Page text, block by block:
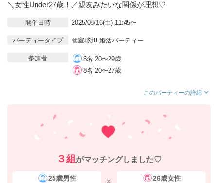
＼女性Under27歳！／親友みたいな関係が理想♡
開催日時 2025/08/16(土) 11:45〜
パーティータイプ 個室8対8 婚活パーティー
参加者
8名 20〜29歳
8名 20〜27歳
このパーティーの詳細
３組 がマッチングしました♡
25歳男性 26歳女性